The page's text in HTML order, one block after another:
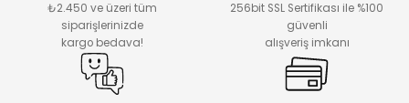
₺2.450 ve üzeri tüm
siparişlerinizde
kargo bedava!
256bit SSL Sertifikası ile %100
güvenli
alışveriş imkanı